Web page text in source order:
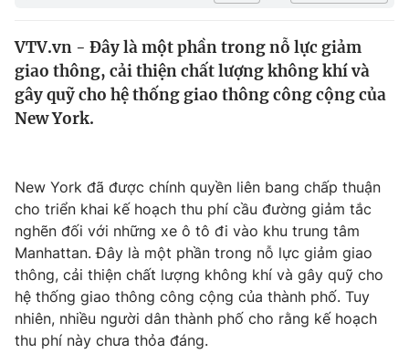
Thế giới
Tin tức
Câu chuyện quốc tế
Tài chính
Thị trường
Góc doanh nghiệp
Dữ liệu và đời sống
Truyền hình
Phim VTV
Hậu trường
Giải trí
Điện ảnh
Đời sống
VTV.vn - Đây là một phần trong nỗ lực giảm
giao thông, cải thiện chất lượng không khí và
gây quỹ cho hệ thống giao thông công cộng của
New York.
New York đã được chính quyền liên bang chấp thuận
cho triển khai kế hoạch thu phí cầu đường giảm tắc
nghẽn đối với những xe ô tô đi vào khu trung tâm
Manhattan. Đây là một phần trong nỗ lực giảm giao
thông, cải thiện chất lượng không khí và gây quỹ cho
hệ thống giao thông công cộng của thành phố. Tuy
nhiên, nhiều người dân thành phố cho rằng kế hoạch
thu phí này chưa thỏa đáng.